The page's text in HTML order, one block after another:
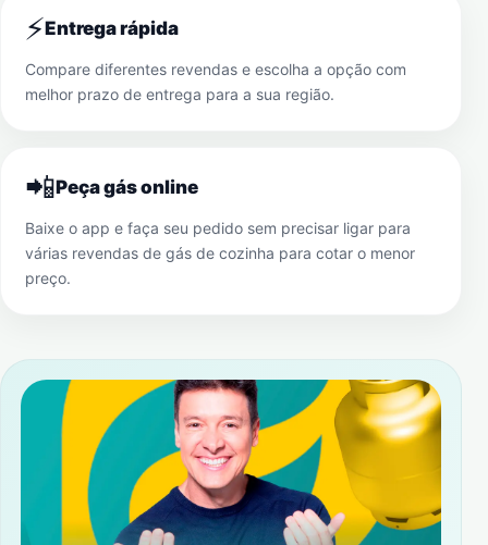
⚡Entrega rápida
Compare diferentes revendas e escolha a opção com
melhor prazo de entrega para a sua região.
📲Peça gás online
Baixe o app e faça seu pedido sem precisar ligar para
várias revendas de gás de cozinha para cotar o menor
preço.